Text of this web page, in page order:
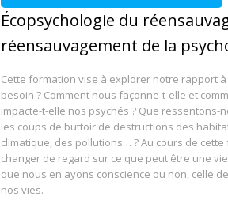
Écopsychologie du
réensauvagement de la
Cette formation vise à explorer notre rapport
besoin ? Comment nous façonne-t-elle et
impacte-t-elle nos psychés ? Que
les coups de buttoir de destructions des
climatique, des pollutions… ? Au cours de
changer de regard sur ce que peut être une
que nous en ayons conscience ou non, celle
nos vies.